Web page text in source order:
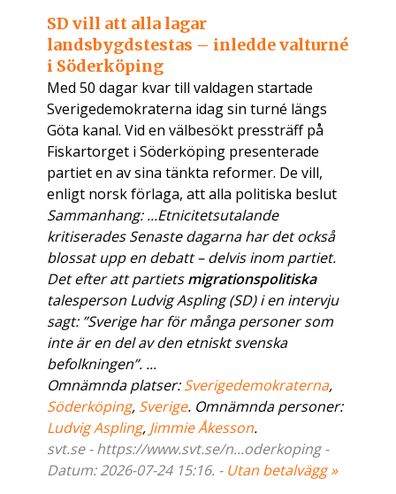
SD vill att alla lagar
landsbygdstestas – inledde valturné
i Söderköping
Med 50 dagar kvar till valdagen startade
Sverigedemokraterna idag sin turné längs
Göta kanal. Vid en välbesökt pressträff på
Fiskartorget i Söderköping presenterade
partiet en av sina tänkta reformer. De vill,
enligt norsk förlaga, att alla politiska beslut
Sammanhang: ...Etnicitetsutalande
kritiserades Senaste dagarna har det också
blossat upp en debatt – delvis inom partiet.
Det efter att partietsmigrationspolitiska
talesperson Ludvig Aspling (SD) i en intervju
sagt: ”Sverige har för många personer som
inte är en del av den etniskt svenska
befolkningen”. ...
Omnämnda platser:Sverigedemokraterna,
Söderköping, Sverige. Omnämnda personer:
Ludvig Aspling, Jimmie Åkesson.
svt.se - https://www.svt.se/n...oderkoping -
Datum: 2026-07-24 15:16. - Utan betalvägg »